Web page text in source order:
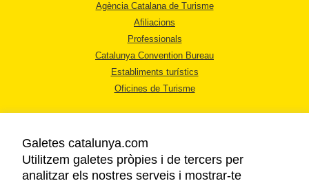
Agència Catalana de Turisme
Afiliacions
Professionals
Catalunya Convention Bureau
Establiments turístics
Oficines de Turisme
Galetes catalunya.com
Utilitzem galetes pròpies i de tercers per
analitzar els nostres serveis i mostrar-te